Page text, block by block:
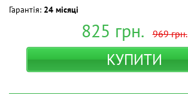
Гарантія: 24 місяці
825 грн. 969грн.
КУПИТИ